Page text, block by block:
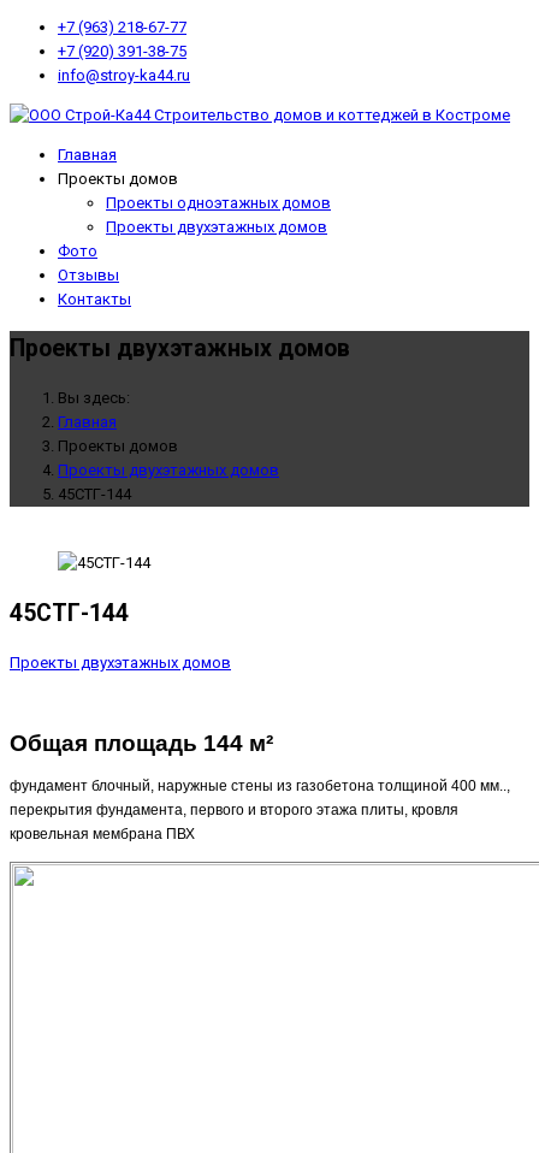
+7 (963) 218-67-77
+7 (920) 391-38-75
info@stroy-ka44.ru
Главная
Проекты домов
Проекты одноэтажных домов
Проекты двухэтажных домов
Фото
Отзывы
Контакты
Проекты двухэтажных домов
Вы здесь:
Главная
Проекты домов
Проекты двухэтажных домов
45СТГ-144
45СТГ-144
Проекты двухэтажных домов
Общая площадь 144 м²
фундамент блочный, наружные стены из газобетона толщиной 400 мм..,
перекрытия фундамента, первого и второго этажа плиты, кровля
кровельная мембрана ПВХ